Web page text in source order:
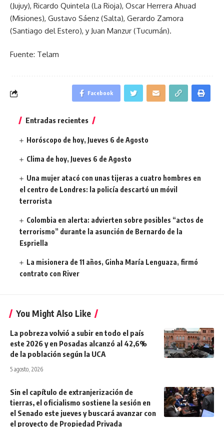
(Jujuy), Ricardo Quintela (La Rioja), Oscar Herrera Ahuad
(Misiones), Gustavo Sáenz (Salta), Gerardo Zamora
(Santiago del Estero), y Juan Manzur (Tucumán).
Fuente: Telam
Facebook
Entradas recientes
Horóscopo de hoy, Jueves 6 de Agosto
Clima de hoy, Jueves 6 de Agosto
Una mujer atacó con unas tijeras a cuatro hombres en
el centro de Londres: la policía descartó un móvil
terrorista
Colombia en alerta: advierten sobre posibles “actos de
terrorismo” durante la asunción de Bernardo de la
Espriella
La misionera de 11 años, Ginha María Lenguaza, firmó
contrato con River
You Might Also Like
La pobreza volvió a subir en todo el país
este 2026 y en Posadas alcanzó al 42,6%
de la población según la UCA
5 agosto, 2026
Sin el capítulo de extranjerización de
tierras, el oficialismo sostiene la sesión en
el Senado este jueves y buscará avanzar con
el proyecto de Propiedad Privada